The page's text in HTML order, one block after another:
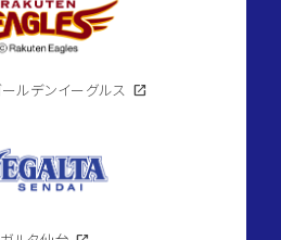
ルデンイーグルス open_in_new